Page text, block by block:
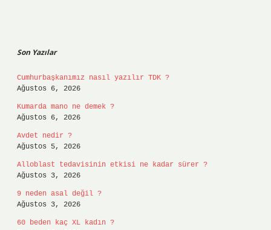
Son Yazılar
Cumhurbaşkanımız nasıl yazılır TDK ?
Ağustos 6, 2026
Kumarda mano ne demek ?
Ağustos 6, 2026
Avdet nedir ?
Ağustos 5, 2026
Alloblast tedavisinin etkisi ne kadar sürer ?
Ağustos 3, 2026
9 neden asal değil ?
Ağustos 3, 2026
60 beden kaç XL kadın ?